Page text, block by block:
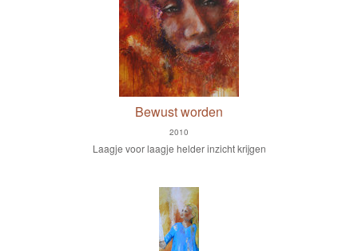
Bewust worden
2010
Laagje voor laagje helder inzicht krijgen